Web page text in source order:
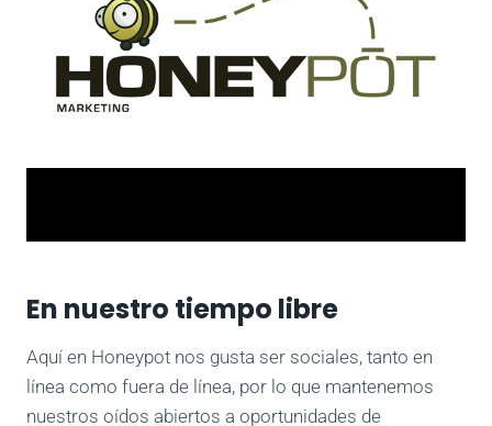
En nuestro tiempo libre
Aquí en Honeypot nos gusta ser sociales, tanto en
línea como fuera de línea, por lo que mantenemos
nuestros oídos abiertos a oportunidades de